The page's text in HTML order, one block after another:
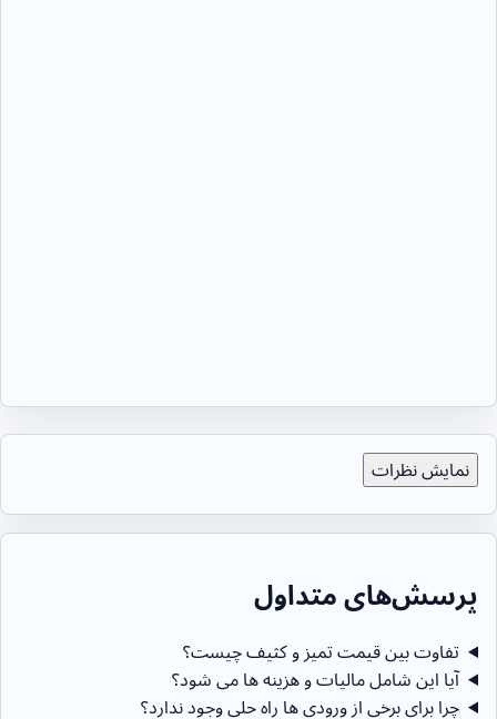
نمایش نظرات
پرسش‌های متداول
تفاوت بین قیمت تمیز و کثیف چیست؟
آیا این شامل مالیات و هزینه ها می شود؟
چرا برای برخی از ورودی ها راه حلی وجود ندارد؟